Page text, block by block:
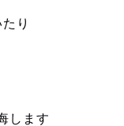
り
します